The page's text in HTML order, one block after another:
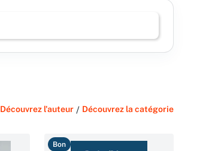
Découvrez l'auteur / Découvrez la catégorie
Bon